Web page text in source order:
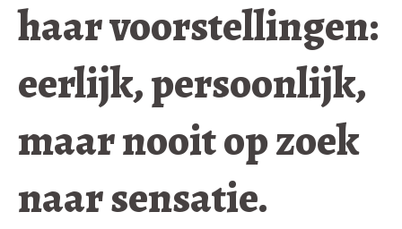
haar voorstellingen:
eerlijk, persoonlijk,
maar nooit op zoek
naar sensatie.